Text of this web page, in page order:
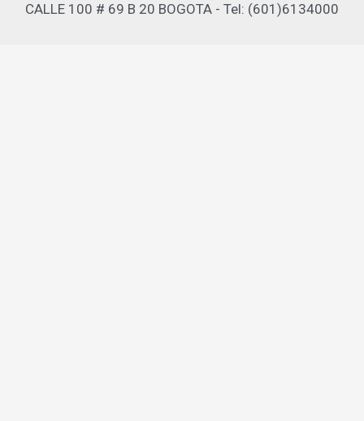
CALLE 100 # 69 B 20 BOGOTA - Tel: (601)6134000